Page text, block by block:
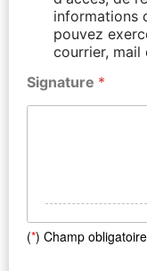
informations
pouvez
courrier, mail
Signature *
(*) Champ obligatoire